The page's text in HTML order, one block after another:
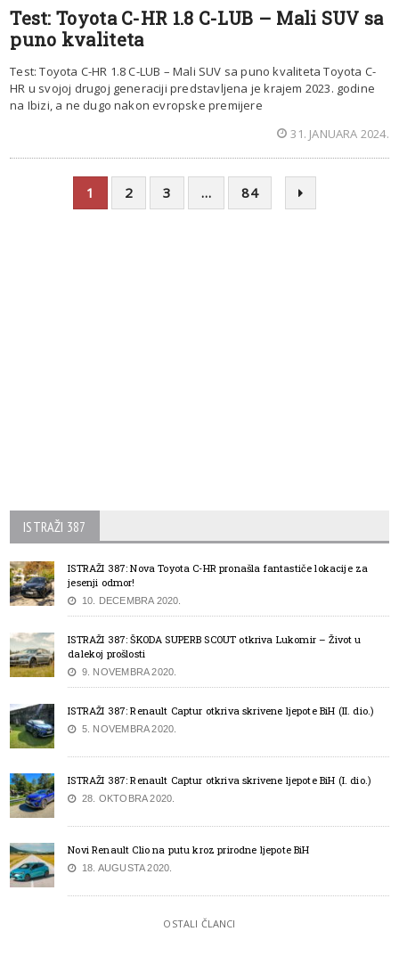
Test: Toyota C-HR 1.8 C-LUB – Mali SUV sa
puno kvaliteta
Test: Toyota C-HR 1.8 C-LUB – Mali SUV sa puno kvaliteta Toyota C-
HR u svojoj drugoj generaciji predstavljena je krajem 2023. godine
na Ibizi, a ne dugo nakon evropske premijere
31. JANUARA 2024.
1 2 3 … 84
ISTRAŽI 387
ISTRAŽI 387: Nova Toyota C-HR pronašla fantastiče lokacije za
jesenji odmor!
10. DECEMBRA 2020.
ISTRAŽI 387: ŠKODA SUPERB SCOUT otkriva Lukomir – Život u
dalekoj prošlosti
9. NOVEMBRA 2020.
ISTRAŽI 387: Renault Captur otkriva skrivene ljepote BiH (II. dio.)
5. NOVEMBRA 2020.
ISTRAŽI 387: Renault Captur otkriva skrivene ljepote BiH (I. dio.)
28. OKTOBRA 2020.
Novi Renault Clio na putu kroz prirodne ljepote BiH
18. AUGUSTA 2020.
OSTALI ČLANCI